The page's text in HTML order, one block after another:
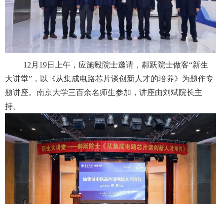
12月 19日上午，应施毅院士邀请，郝跃院士做客“新生
大讲堂”，以《从集成电路芯片谈创新人才的培养》为题作专
题讲座。南京大学三百余名师生参加，讲座由刘斌院长主
持。